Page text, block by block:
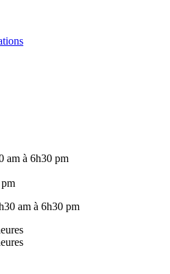
am à 6h30 pm
am à 6h30 pm